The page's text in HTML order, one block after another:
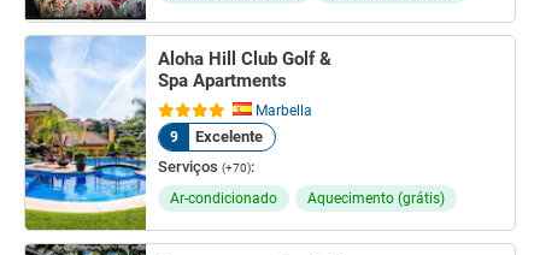
Aloha Hill Club Golf &
Spa Apartments
Marbella
9
Excelente
Serviços (+70):
Ar-condicionado Aquecimento (grátis)